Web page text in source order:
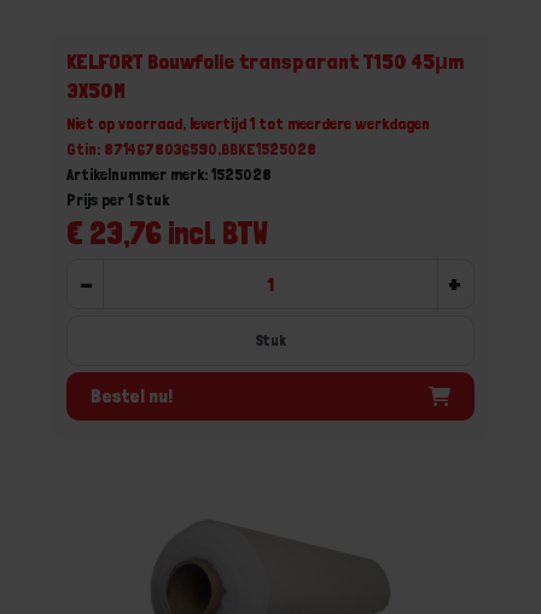
KELFORT Bouwfolie transparant T150 45μm
3X50M
Niet op voorraad, levertijd 1 tot meerdere werkdagen
Gtin: 8714678036590,BBKE1525028
Artikelnummer merk: 1525028
€ 23,76 incl. BTW
Prijs per 1 Stuk
- +
Stuk
Bestel nu!